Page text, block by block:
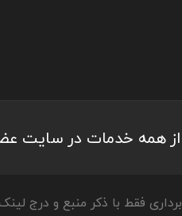
از همه خدمات در سایت
فقط با ذکر منبع و درج لینک